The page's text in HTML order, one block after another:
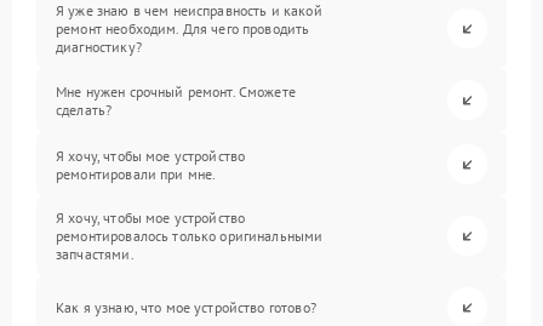
Я уже знаю в чем неисправность и какой
ремонт необходим. Для чего проводить
диагностику?
Мне нужен срочный ремонт. Сможете
сделать?
Я хочу, чтобы мое устройство
ремонтировали при мне.
Я хочу, чтобы мое устройство
ремонтировалось только оригинальными
запчастями.
Как я узнаю, что мое устройство готово?